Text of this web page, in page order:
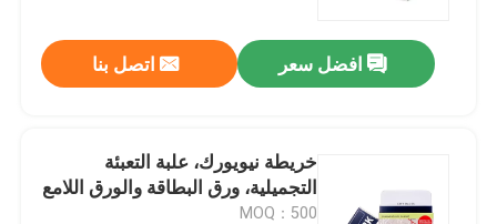
افضل سعر اتصل بنا
خريطة نيويورك، علبة التعبئة
التجميلية، ورق البطاقة والورق اللامع
MOQ：500